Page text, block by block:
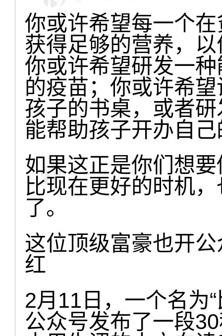
你或许希望每一个
获得足够的营养，
你或许希望研发一
的疫苗；你或许希
孩子的书桌，或者
能帮助孩子开办自
如果这正是你们想
比现在更好的时机
了。
这位顶级富豪也开
红
2月11日，一个名为
公众号发布了一段